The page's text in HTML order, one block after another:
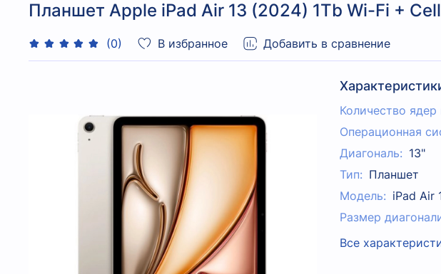
Планшет Apple iPad Air 13 (2024) 1Tb Wi-Fi +
(0) В избранное Добавить в сравнение
Количество
Операционная
Диагональ: 13"
Тип: Планшет
Модель: iPad Air
Размер
Все